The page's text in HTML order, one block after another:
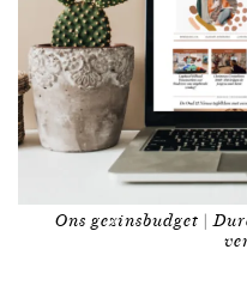
Ons gezinsbudget |